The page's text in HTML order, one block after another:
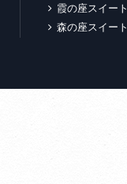
霞の座スイート
森の座スイート